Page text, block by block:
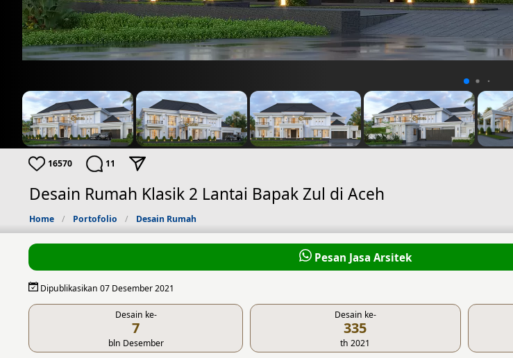
16570 11
Desain Rumah Klasik 2 Lantai Bapak Zul di Aceh
Home Portofolio Desain Rumah
Pesan Jasa Arsitek
Dipublikasikan 07 Desember 2021
Desain ke-
7
bln Desember
Desain ke-
335
th 2021